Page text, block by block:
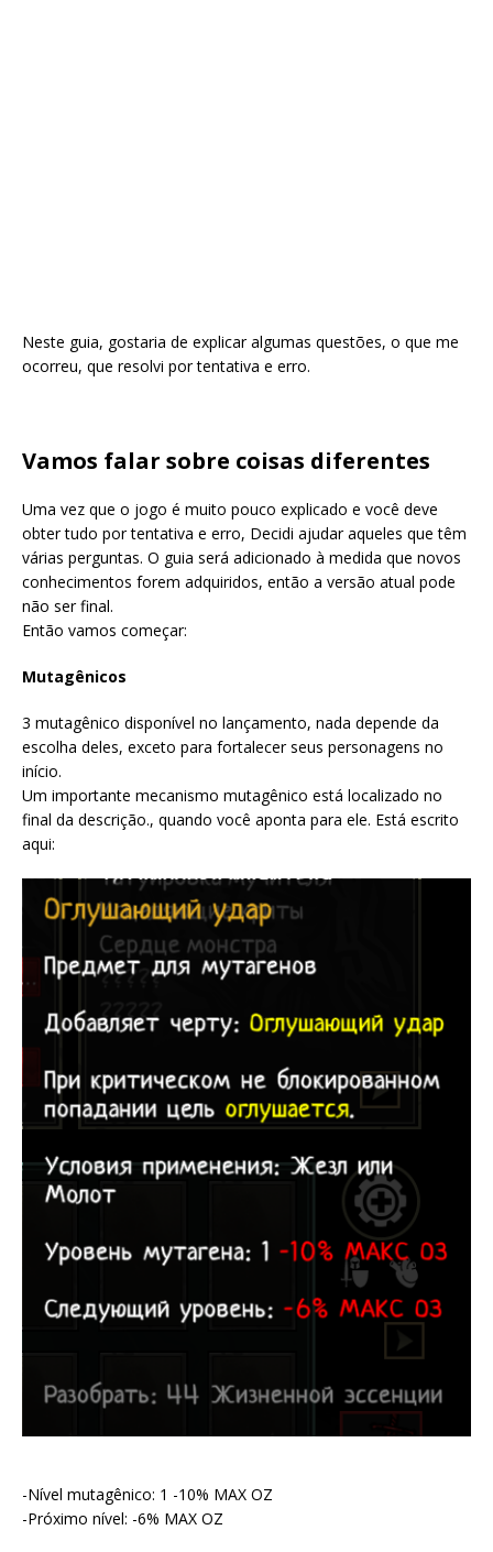
Neste guia, gostaria de explicar algumas questões, o que me
ocorreu, que resolvi por tentativa e erro.
Vamos falar sobre coisas diferentes
Uma vez que o jogo é muito pouco explicado e você deve
obter tudo por tentativa e erro, Decidi ajudar aqueles que têm
várias perguntas. O guia será adicionado à medida que novos
conhecimentos forem adquiridos, então a versão atual pode
não ser final.
Então vamos começar:
Mutagênicos
3 mutagênico disponível no lançamento, nada depende da
escolha deles, exceto para fortalecer seus personagens no
início.
Um importante mecanismo mutagênico está localizado no
final da descrição., quando você aponta para ele. Está escrito
aqui:
-Nível mutagênico: 1 -10% MAX OZ
-Próximo nível: -6% MAX OZ